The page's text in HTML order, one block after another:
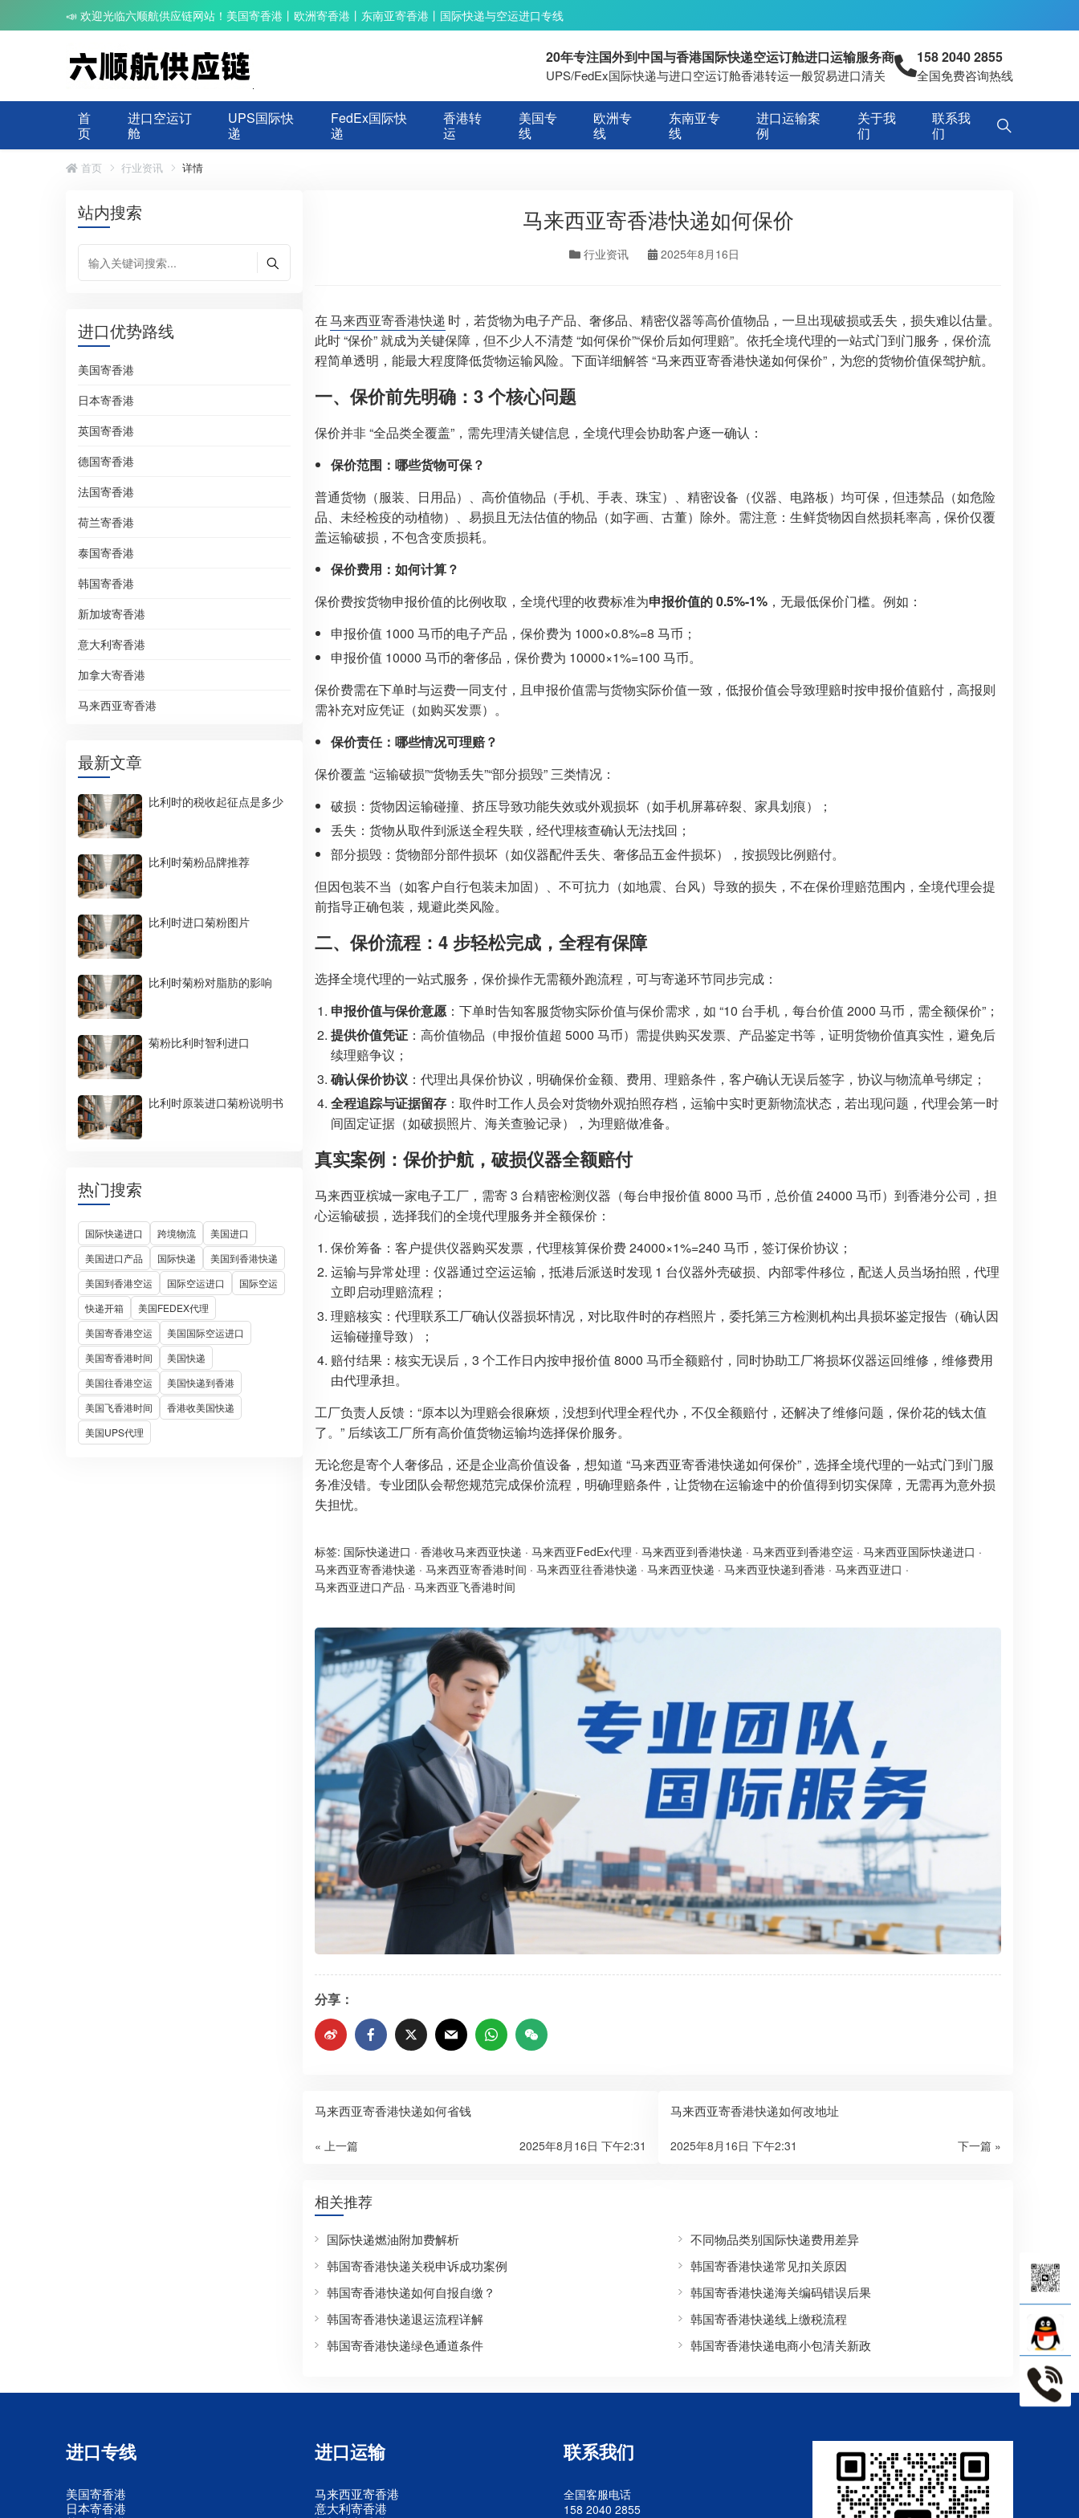
📣 欢迎光临六顺航供应链网站！美国寄香港丨欧洲寄香港丨东南亚寄香港丨国际快递与空运进口专线
20年专注国外到中国与香港国际快递空运订舱进口运输服务商
UPS/FedEx国际快递与进口空运订舱香港转运一般贸易进口清关
158 2040 2855
全国免费咨询热线
首
页
进口空运订
舱
UPS国际快
递
FedEx国际快
递
香港转
运
美国专
线
欧洲专
线
东南亚专
线
进口运输案
例
关于我
们
联系我
们
首页 行业资讯 详情
站内搜索
进口优势路线
美国寄香港
日本寄香港
英国寄香港
德国寄香港
法国寄香港
荷兰寄香港
泰国寄香港
韩国寄香港
新加坡寄香港
意大利寄香港
加拿大寄香港
马来西亚寄香港
最新文章
比利时的税收起征点是多少
比利时菊粉品牌推荐
比利时进口菊粉图片
比利时菊粉对脂肪的影响
菊粉比利时智利进口
比利时原装进口菊粉说明书
热门搜索
国际快递进口 跨境物流
美国进口
美国进口产品
国际快递
美国到香港快递
美国到香港空运
国际空运进口
国际空运
快递开箱
美国FEDEX代理
美国寄香港空运
美国国际空运进口
美国寄香港时间
美国快递
美国往香港空运
美国快递到香港
美国飞香港时间
香港收美国快递
美国UPS代理
马来西亚寄香港快递如何保价
行业资讯 2025年8月16日
在马来西亚寄香港快递 时，若货物为电子产品、奢侈品、精密仪器等高价值物品，一旦出现破损或丢失，损失难以估量。
此时 “保价” 就成为关键保障，但不少人不清楚 “如何保价”“保价后如何理赔”。依托全境代理的一站式门到门服务，保价流
程简单透明，能最大程度降低货物运输风险。下面详细解答 “马来西亚寄香港快递如何保价”，为您的货物价值保驾护航。
一、保价前先明确：3 个核心问题
保价并非 “全品类全覆盖”，需先理清关键信息，全境代理会协助客户逐一确认：
保价范围：哪些货物可保？
普通货物（服装、日用品）、高价值物品（手机、手表、珠宝）、精密设备（仪器、电路板）均可保，但违禁品（如危险
品、未经检疫的动植物）、易损且无法估值的物品（如字画、古董）除外。需注意：生鲜货物因自然损耗率高，保价仅覆
盖运输破损，不包含变质损耗。
保价费用：如何计算？
保价费按货物申报价值的比例收取，全境代理的收费标准为申报价值的 0.5%-1% ，无最低保价门槛。例如：
申报价值 1000 马币的电子产品，保价费为 1000×0.8%=8 马币；
申报价值 10000 马币的奢侈品，保价费为 10000×1%=100 马币。
保价费需在下单时与运费一同支付，且申报价值需与货物实际价值一致，低报价值会导致理赔时按申报价值赔付，高报则
需补充对应凭证（如购买发票）。
保价责任：哪些情况可理赔？
保价覆盖 “运输破损”“货物丢失”“部分损毁” 三类情况：
破损：货物因运输碰撞、挤压导致功能失效或外观损坏（如手机屏幕碎裂、家具划痕）；
丢失：货物从取件到派送全程失联，经代理核查确认无法找回；
部分损毁：货物部分部件损坏（如仪器配件丢失、奢侈品五金件损坏），按损毁比例赔付。
但因包装不当（如客户自行包装未加固）、不可抗力（如地震、台风）导致的损失，不在保价理赔范围内，全境代理会提
前指导正确包装，规避此类风险。
二、保价流程：4 步轻松完成，全程有保障
选择全境代理的一站式服务，保价操作无需额外跑流程，可与寄递环节同步完成：
申报价值与保价意愿 ：下单时告知客服货物实际价值与保价需求，如 “10 台手机，每台价值 2000 马币，需全额保价”；
提供价值凭证 ：高价值物品（申报价值超 5000 马币）需提供购买发票、产品鉴定书等，证明货物价值真实性，避免后
续理赔争议；
确认保价协议 ：代理出具保价协议，明确保价金额、费用、理赔条件，客户确认无误后签字，协议与物流单号绑定；
全程追踪与证据留存 ：取件时工作人员会对货物外观拍照存档，运输中实时更新物流状态，若出现问题，代理会第一时
间固定证据（如破损照片、海关查验记录），为理赔做准备。
真实案例：保价护航，破损仪器全额赔付
马来西亚槟城一家电子工厂，需寄 3 台精密检测仪器（每台申报价值 8000 马币，总价值 24000 马币）到香港分公司，担
心运输破损，选择我们的全境代理服务并全额保价：
保价筹备：客户提供仪器购买发票，代理核算保价费 24000×1%=240 马币，签订保价协议；
运输与异常处理：仪器通过空运运输，抵港后派送时发现 1 台仪器外壳破损、内部零件移位，配送人员当场拍照，代理
立即启动理赔流程；
理赔核实：代理联系工厂确认仪器损坏情况，对比取件时的存档照片，委托第三方检测机构出具损坏鉴定报告（确认因
运输碰撞导致）；
赔付结果：核实无误后，3 个工作日内按申报价值 8000 马币全额赔付，同时协助工厂将损坏仪器运回维修，维修费用
由代理承担。
工厂负责人反馈：“原本以为理赔会很麻烦，没想到代理全程代办，不仅全额赔付，还解决了维修问题，保价花的钱太值
了。” 后续该工厂所有高价值货物运输均选择保价服务。
无论您是寄个人奢侈品，还是企业高价值设备，想知道 “马来西亚寄香港快递如何保价”，选择全境代理的一站式门到门服
务准没错。专业团队会帮您规范完成保价流程，明确理赔条件，让货物在运输途中的价值得到切实保障，无需再为意外损
失担忧。
标签: 国际快递进口 · 香港收马来西亚快递 · 马来西亚FedEx代理 · 马来西亚到香港快递 · 马来西亚到香港空运 · 马来西亚国际快递进口 ·
马来西亚寄香港快递 · 马来西亚寄香港时间 · 马来西亚往香港快递 · 马来西亚快递 · 马来西亚快递到香港 · 马来西亚进口 ·
马来西亚进口产品 · 马来西亚飞香港时间
分享：
马来西亚寄香港快递如何省钱
« 上一篇 2025年8月16日 下午2:31
马来西亚寄香港快递如何改地址
下一篇 »
2025年8月16日 下午2:31
相关推荐
国际快递燃油附加费解析
不同物品类别国际快递费用差异
韩国寄香港快递关税申诉成功案例
韩国寄香港快递常见扣关原因
韩国寄香港快递如何自报自缴？
韩国寄香港快递海关编码错误后果
韩国寄香港快递退运流程详解
韩国寄香港快递线上缴税流程
韩国寄香港快递绿色通道条件
韩国寄香港快递电商小包清关新政
进口专线
美国寄香港
日本寄香港
进口运输
马来西亚寄香港
意大利寄香港
联系我们
全国客服电话
158 2040 2855